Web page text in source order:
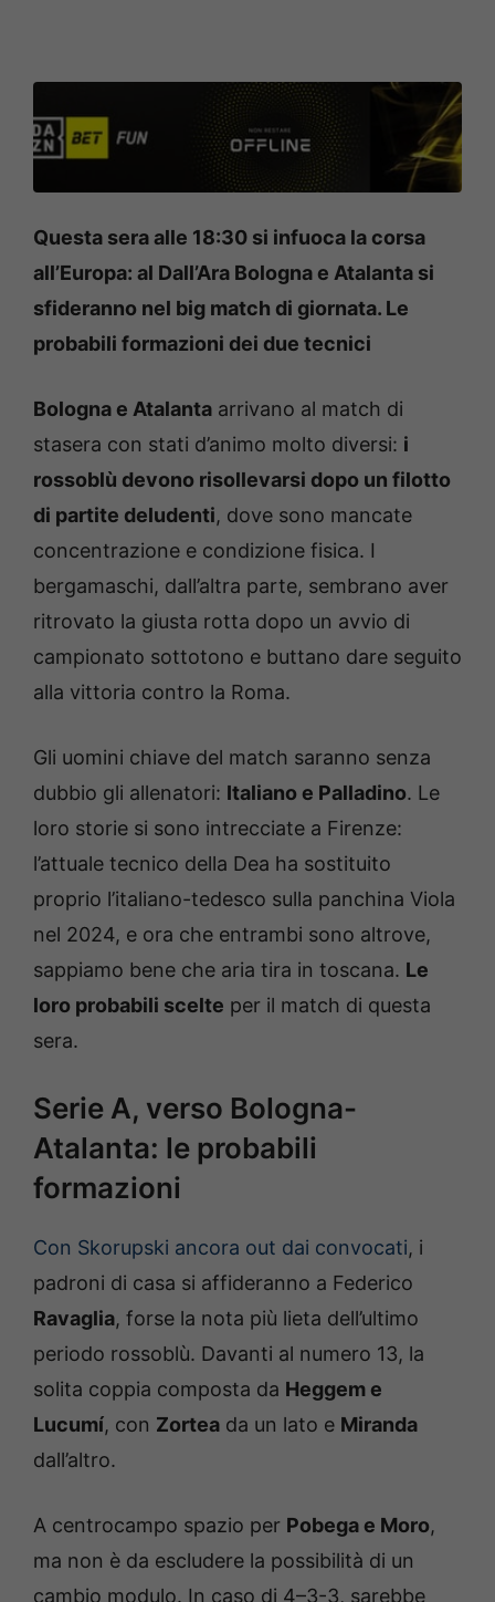
Questa sera alle 18:30 si infuoca la corsa
all’Europa: al Dall’Ara Bologna e Atalanta si
sfideranno nel big match di giornata. Le
probabili formazioni dei due tecnici
Bologna e Atalanta arrivano al match di
stasera con stati d’animo molto diversi: i
rossoblù devono risollevarsi dopo un filotto
di partite deludenti, dove sono mancate
concentrazione e condizione fisica. I
bergamaschi, dall’altra parte, sembrano aver
ritrovato la giusta rotta dopo un avvio di
campionato sottotono e buttano dare seguito
alla vittoria contro la Roma.
Gli uomini chiave del match saranno senza
dubbio gli allenatori: Italiano e Palladino. Le
loro storie si sono intrecciate a Firenze:
l’attuale tecnico della Dea ha sostituito
proprio l’italiano-tedesco sulla panchina Viola
nel 2024, e ora che entrambi sono altrove,
sappiamo bene che aria tira in toscana. Le
loro probabili scelte per il match di questa
sera.
Serie A, verso Bologna-
Atalanta: le probabili
formazioni
Con Skorupski ancora out dai convocati, i
padroni di casa si affideranno a Federico
Ravaglia, forse la nota più lieta dell’ultimo
periodo rossoblù. Davanti al numero 13, la
solita coppia composta da Heggem e
Lucumí, con Zortea da un lato e Miranda
dall’altro.
A centrocampo spazio per Pobega e Moro,
ma non è da escludere la possibilità di un
cambio modulo. In caso di 4–3-3, sarebbe